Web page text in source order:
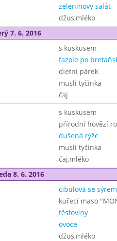
zeleninový salát
džus,mléko
7. 6. 2016
s kuskusem
fazole po
dietní párek
musli tyčinka
čaj
s kuskusem
přírodní hovězí
dušená rýže
musli tyčinka
čaj,mléko
8. 6. 2016
cibulová se sýrem
kuřecí maso
těstoviny
ovoce
džus,mléko